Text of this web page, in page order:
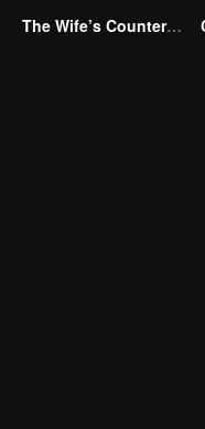
The Wife’s Counterattack